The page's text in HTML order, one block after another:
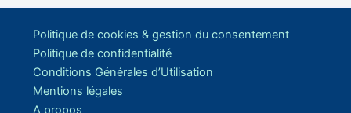
Politique de cookies & gestion du consentement
Politique de confidentialité
Conditions Générales d’Utilisation
Mentions légales
A propos